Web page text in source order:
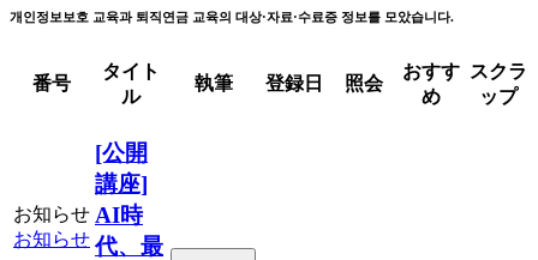
개인정보보호 교육과 퇴직연금 교육의 대상·자료·수료증 정보를 모았습니다.
番号
タイト
ル
執筆 登録日 照会
おすす
め
スクラ
ップ
お知らせ
お知らせ
[公開
講座]
AI時
代、最